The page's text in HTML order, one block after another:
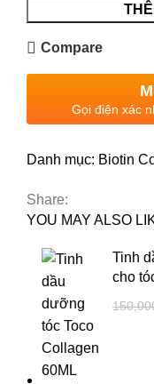
Compare
Gọi điện xác
Danh mục: Biotin
Share:
YOU MAY ALSO
Tinh
cho